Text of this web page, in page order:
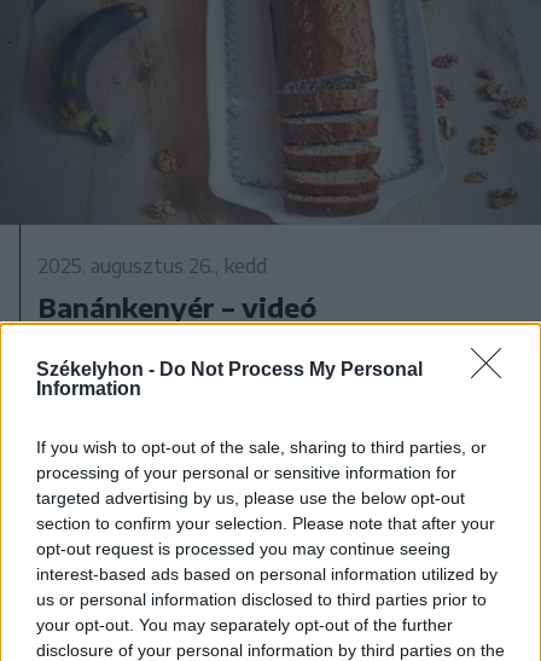
Székelyhon - Do Not Process My Personal
Information
If you wish to opt-out of the sale, sharing to third parties, or
processing of your personal or sensitive information for
targeted advertising by us, please use the below opt-out
section to confirm your selection. Please note that after your
opt-out request is processed you may continue seeing
interest-based ads based on personal information utilized by
us or personal information disclosed to third parties prior to
your opt-out. You may separately opt-out of the further
disclosure of your personal information by third parties on the
2025. augusztus 26., kedd
Banánkenyér – videó